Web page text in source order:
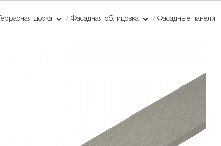
Террасная доска Фасадная облицовка Фасадные панели